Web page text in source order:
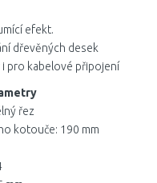
efekt.
dřevěných desek
i pro kabelové připojení
řez
kotouče: 190 mm